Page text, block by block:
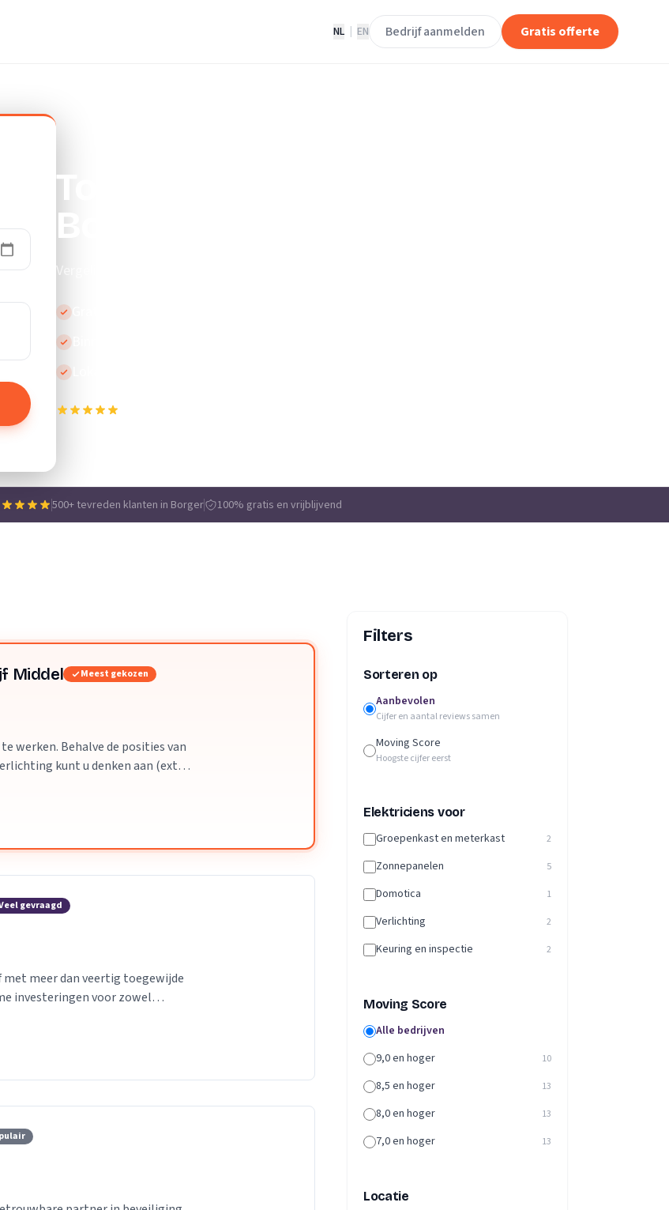
NL EN Bedrijf aanmelden Gratis offerte
Top 10 beste elektriciens in
Borger
Vergelijk de beste elektriciens in Borger.
Gratis en vrijblijvend
Binnen 24 uur reactie
Lokale vakmensen
500+ tevreden klanten in Borger 100% gratis en vrijblijvend
Middel Meest gekozen
werken. Behalve de posities van
kunt u denken aan (extra)
gevraagd
meer dan veertig toegewijde
investeringen voor zowel
Filters
Sorteren op
Aanbevolen
Cijfer en aantal reviews samen
Moving Score
Hoogste cijfer eerst
Elektriciens voor
Groepenkast en meterkast 2
Zonnepanelen 5
Domotica 1
Verlichting 2
Keuring en inspectie 2
Moving Score
Alle bedrijven
9,0 en hoger
10
8,5 en hoger 13
8,0 en hoger 13
7,0 en hoger 13
Locatie